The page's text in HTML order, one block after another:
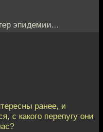
эпидемии...
ранее, и
с какого перепугу они